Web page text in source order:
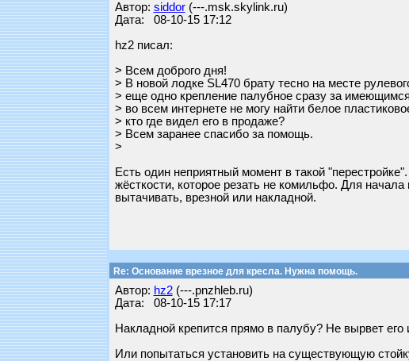
Автор: siddor(---.msk.skylink.ru)
Дата: 08-10-15 17:12
hz2 писал:
> Всем доброго дня!
> В новой лодке SL470 брату тесно на месте
> еще одно крепление палубное сразу за
> во всем интернете не могу найти белое
> кто где видел его в продаже?
> Всем заранее спасибо за помощь.
>
Есть один неприятный момент в такой
жёсткости, которое резать не комильфо. Для
вытачивать, врезной или накладной.
Re: Основание врезное для кресла. Нужна помощь.
Автор: hz2(---.pnzhleb.ru)
Дата: 08-10-15 17:17
Накладной крепится прямо в палубу? Не вырвет
Или попытаться установить на существующую